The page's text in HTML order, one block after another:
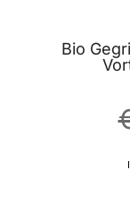
Bio